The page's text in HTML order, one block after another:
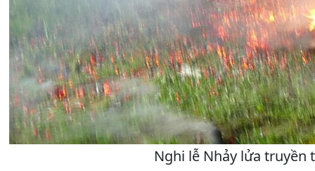
Nghi lễ Nhảy lửa truyền